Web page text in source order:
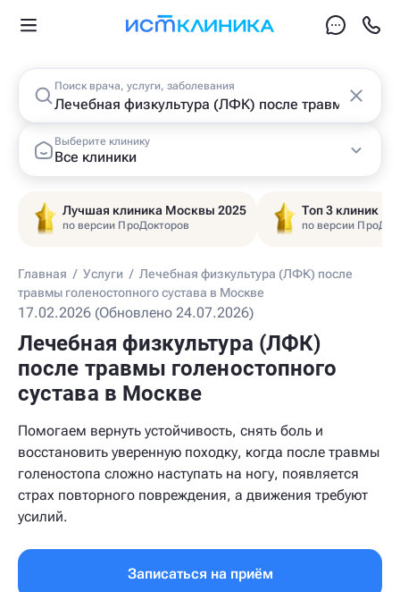
Поиск врача, услуги, заболевания
Выберите клинику
Все клиники
Лучшая клиника Москвы 2025
по версии ПроДокторов
Топ 3 клиник
по версии
Главная / Услуги / Лечебная физкультура (ЛФК) после
травмы голеностопного сустава в Москве
17.02.2026 (Обновлено 24.07.2026)
Лечебная физкультура (ЛФК)
после травмы голеностопного
сустава в Москве
Помогаем вернуть устойчивость, снять боль и
восстановить уверенную походку, когда после травмы
голеностопа сложно наступать на ногу, появляется
страх повторного повреждения, а движения требуют
усилий.
Записаться на приём